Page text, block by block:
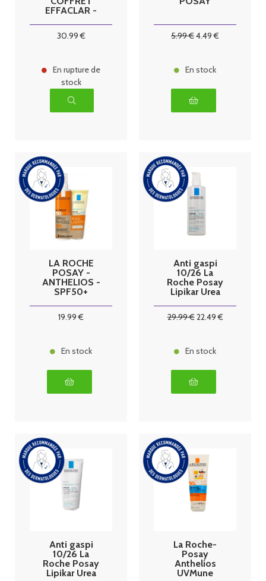
EFFACLAR -
Micro Peeling
UVMUNE 400
30.99€
En rupture de
stock
5.99€4.49 €
En stock
LA ROCHE
POSAY -
ANTHELIOS -
SPF50+
CORPS AVEC
LIPIKAR HUILE
LAVANTE
OFFERTE
100ML
19.99 €
En stock
Anti gaspi
10/26 La
Roche Posay
Lipikar Urea
29.99€22.49€
En stock
Anti gaspi
10/26 La
Roche Posay
Lipikar Urea
La Roche-
Posay
Anthelios
UVMune